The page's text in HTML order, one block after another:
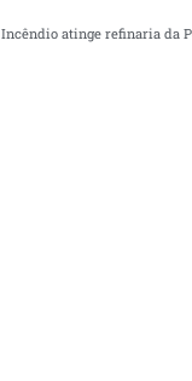
Incêndio atinge refinaria da